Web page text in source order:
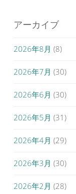
アーカイブ
2026年8月 (8)
2026年7月 (30)
2026年6月 (30)
2026年5月 (31)
2026年4月 (29)
2026年3月 (30)
2026年2月 (28)